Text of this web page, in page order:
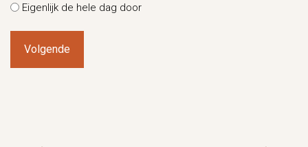
Eigenlijk de hele dag door